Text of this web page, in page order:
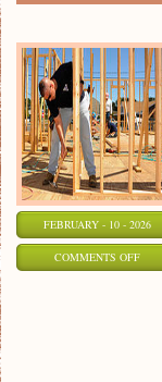
FEBRUARY - 10 - 2026
COMMENTS OFFON